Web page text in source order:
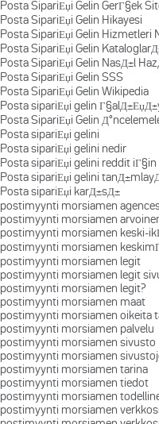
Posta SipariЕџi Gelin GerГ§ek
Posta SipariЕџi Gelin Hikayesi
Posta SipariЕџi Gelin Hizmetleri
Posta SipariЕџi Gelin
Posta SipariЕџi Gelin NasД±l
Posta SipariЕџi Gelin SSS
Posta SipariЕџi Gelin Wikipedia
Posta sipariЕџi gelin
Posta SipariЕџi Gelin
Posta sipariЕџi gelini
Posta sipariЕџi gelini nedir
Posta sipariЕџi gelini reddit iГ§in
Posta sipariЕџi gelini
Posta sipariЕџi karД±sД±
postimyynti morsiamen
postimyynti morsiamen
postimyynti morsiamen keski-
postimyynti morsiamen
postimyynti morsiamen legit
postimyynti morsiamen legit
postimyynti morsiamen legit?
postimyynti morsiamen maat
postimyynti morsiamen oikeita
postimyynti morsiamen palvelu
postimyynti morsiamen sivusto
postimyynti morsiamen
postimyynti morsiamen tarina
postimyynti morsiamen tiedot
postimyynti morsiamen
postimyynti morsiamen